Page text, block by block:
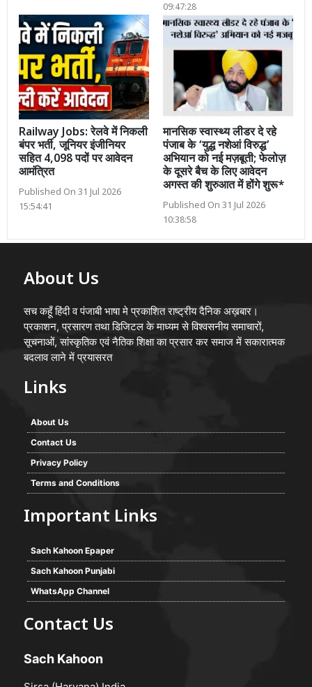
09:47:28
Railway Jobs: रेलवे में निकली
बंपर भर्ती, जूनियर इंजीनियर
सहित 4,098 पदों पर आवेदन
आमंत्रित
Published On 31 Jul 2026
15:54:41
मानसिक स्वास्थ्य लीडर दे रहे
पंजाब के ‘युद्ध नशेआं विरुद्ध’
अभियान को नई मज़बूती; फेलोज़
के दूसरे बैच के लिए आवेदन
अगस्त की शुरुआत में होंगे शुरू*
Published On 31 Jul 2026
10:38:58
About Us
सच कहूँ हिंदी व पंजाबी भाषा मे प्रकाशित राष्ट्रीय दैनिक अख़बार।
प्रकाशन, प्रसारण तथा डिजिटल के माध्यम से विश्वसनीय समाचारों,
सूचनाओं, सांस्कृतिक एवं नैतिक शिक्षा का प्रसार कर समाज में सकारात्मक
बदलाव लाने में प्रयासरत
Links
About Us
Contact Us
Privacy Policy
Terms and Conditions
Important Links
Sach Kahoon Epaper
Sach Kahoon Punjabi
WhatsApp Channel
Contact Us
Sach Kahoon